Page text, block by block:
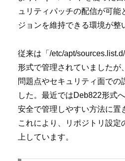
ュリティパッチの配信が可能
ジョンを維持できる環境が整
従来は「/etc/apt/
形式で管理されていましたが
問題点やセキュリティ面での
した。最近ではDeb822形式
安全で管理しやすい方法に置
これにより、リポジトリ設定
上しています。